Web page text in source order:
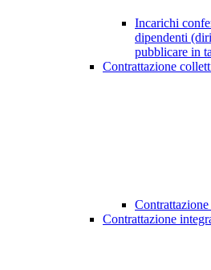
Incarichi
dipendenti
pubblicare in
Contrattazione
Contrattazione